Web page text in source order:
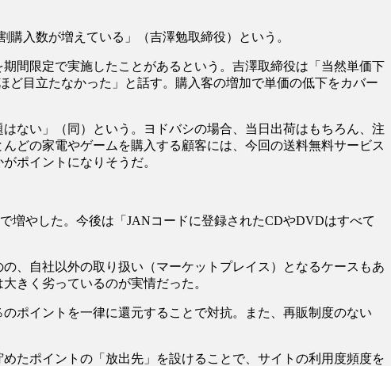
入数が増えている」（吉澤勉取締役）という。
間限定で実施したことがあるという。吉澤取締役は「当然単価下
目立たなかった」と話す。購入客の増加で単価の低下をカバー
ない」（同）という。ヨドバシの場合、当日出荷はもちろん、注
どの家電やゲームを購入する顧客には、今回の送料無料サービス
ポイントになりそうだ。
増やした。今後は「JANコードに登録されたCDやDVDはすべて
、自社以外の取り扱い（マーケットプレイス）となるケースもあ
きく劣っているのが実情だった。
ポイントを一律に還元することで対抗。また、再販制度のない
たポイントの「放出先」を設けることで、サイトの利用度頻度を